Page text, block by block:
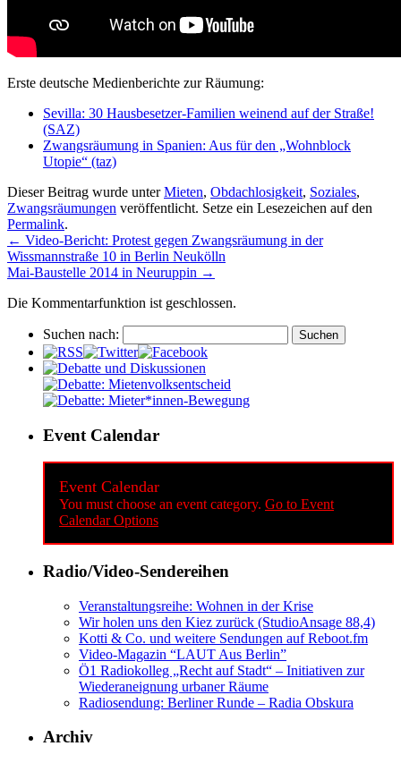
Erste deutsche Medienberichte zur Räumung:
Sevilla: 30 Hausbesetzer-Familien weinend auf der Straße!
(SAZ)
Zwangsräumung in Spanien: Aus für den „Wohnblock
Utopie“ (taz)
Dieser Beitrag wurde unterMieten, Obdachlosigkeit, Soziales,
Zwangsräumungen veröffentlicht. Setze ein Lesezeichen auf den
Permalink.
← Video-Bericht: Protest gegen Zwangsräumung in der
Wissmannstraße 10 in Berlin Neukölln
Mai-Baustelle 2014 in Neuruppin →
Die Kommentarfunktion ist geschlossen.
Suchen nach:
Event Calendar
Event Calendar
You must choose an event category. Go to Event
Calendar Options
Radio/Video-Sendereihen
Veranstaltungsreihe: Wohnen in der Krise
Wir holen uns den Kiez zurück (StudioAnsage 88,4)
Kotti & Co. und weitere Sendungen auf Reboot.fm
Video-Magazin “LAUT Aus Berlin”
Ö1 Radiokolleg „Recht auf Stadt“ – Initiativen zur
Wiederaneignung urbaner Räume
Radiosendung: Berliner Runde – Radia Obskura
Archiv